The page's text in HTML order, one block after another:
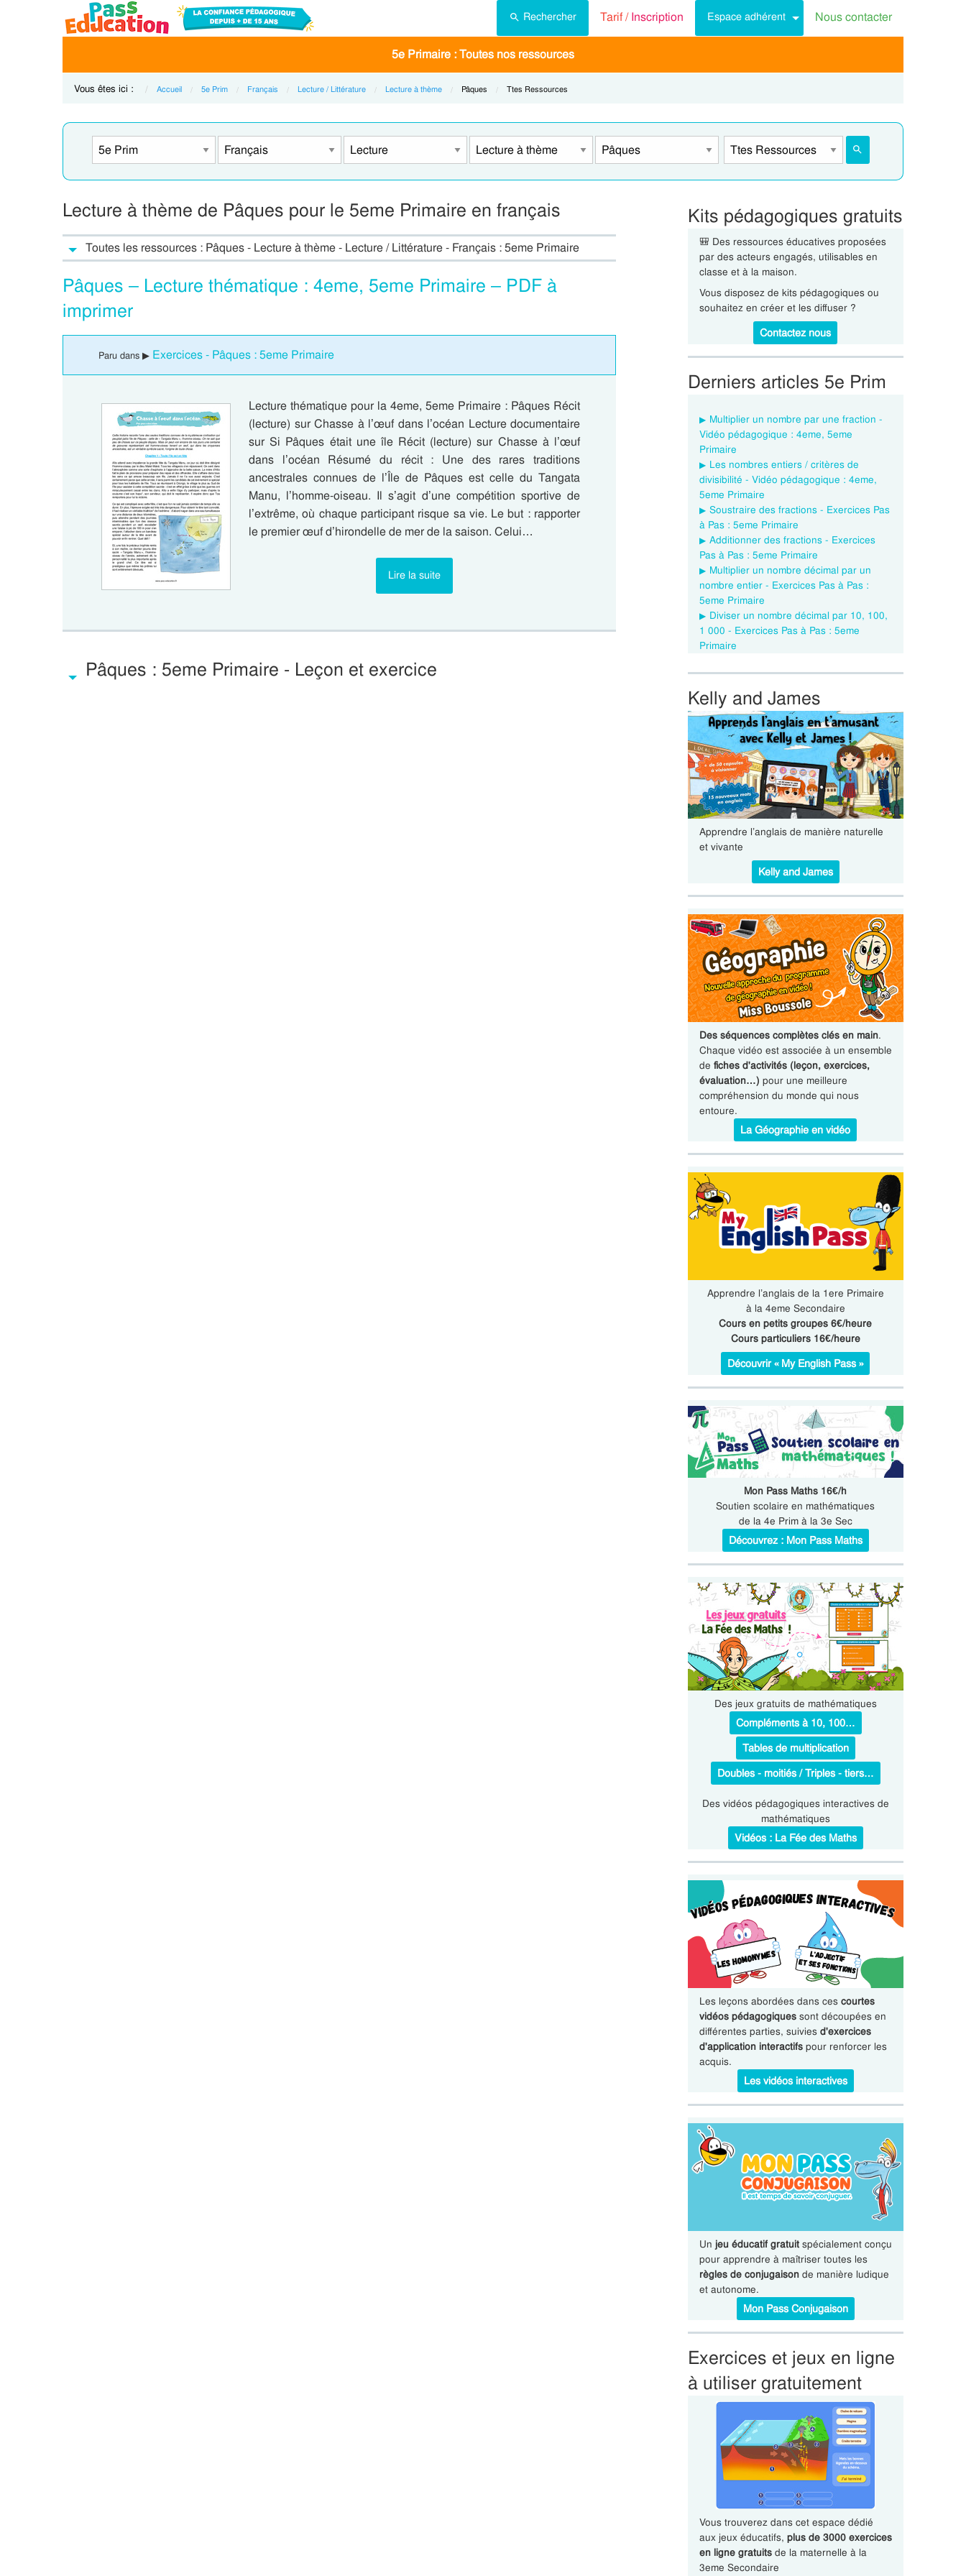
Rechercher Tarif /Inscription Espace adhérent Nous contacter
5e Primaire : Toutes nos ressources
Vous êtes ici : Accueil 5e Prim Français Lecture / Littérature Lecture à thème Current:
Pâques Current:
Ttes Ressources
Lecture à thème de Pâques pour le 5eme Primaire en français
Toutes les ressources : Pâques - Lecture à thème - Lecture / Littérature - Français : 5eme Primaire
Pâques – Lecture thématique : 4eme, 5eme Primaire – PDF à
imprimer
Paru dans ▶ Exercices - Pâques : 5eme Primaire
Lecture thématique pour la 4eme, 5eme Primaire : Pâques Récit
(lecture) sur Chasse à l’œuf dans l’océan Lecture documentaire
sur Si Pâques était une île Récit (lecture) sur Chasse à l’œuf
dans l’océan Résumé du récit : Une des rares traditions
ancestrales connues de l’Île de Pâques est celle du Tangata
Manu, l’homme-oiseau. Il s’agit d’une compétition sportive de
l’extrême, où chaque participant risque sa vie. Le but : rapporter
le premier œuf d’hirondelle de mer de la saison. Celui…
Lire la suite
Pâques : 5eme Primaire - Leçon et exercice
Kits pédagogiques gratuits
🎒 Des ressources éducatives proposées
par des acteurs engagés, utilisables en
classe et à la maison.
Vous disposez de kits pédagogiques ou
souhaitez en créer et les diffuser ?
Contactez nous
Derniers articles 5e Prim
Multiplier un nombre par une fraction -
Vidéo pédagogique : 4eme, 5eme
Primaire
Les nombres entiers / critères de
divisibilité - Vidéo pédagogique : 4eme,
5eme Primaire
Soustraire des fractions - Exercices Pas
à Pas : 5eme Primaire
Additionner des fractions - Exercices
Pas à Pas : 5eme Primaire
Multiplier un nombre décimal par un
nombre entier - Exercices Pas à Pas :
5eme Primaire
Diviser un nombre décimal par 10, 100,
1 000 - Exercices Pas à Pas : 5eme
Primaire
Kelly and James
Apprendre l’anglais de manière naturelle
et vivante
Kelly and James
Des séquences complètes clés en main.
Chaque vidéo est associée à un ensemble
de fiches d'activités (leçon, exercices,
évaluation…) pour une meilleure
compréhension du monde qui nous
entoure.
La Géographie en vidéo
Apprendre l’anglais de la 1ere Primaire
à la 4eme Secondaire
Cours en petits groupes 6€/heure
Cours particuliers 16€/heure
Découvrir « My English Pass »
Mon Pass Maths 16€/h
Soutien scolaire en mathématiques
de la 4e Prim à la 3e Sec
Découvrez : Mon Pass Maths
Des jeux gratuits de mathématiques
Compléments à 10, 100…
Tables de multiplication
Doubles - moitiés / Triples - tiers…
Des vidéos pédagogiques interactives de
mathématiques
Vidéos : La Fée des Maths
Les leçons abordées dans ces courtes
vidéos pédagogiquessont découpées en
différentes parties, suivies d'exercices
d'application interactifspour renforcer les
acquis.
Les vidéos interactives
Un jeu éducatif gratuitspécialement conçu
pour apprendre à maîtriser toutes les
règles de conjugaisonde manière ludique
et autonome.
Mon Pass Conjugaison
Exercices et jeux en ligne
à utiliser gratuitement
Vous trouverez dans cet espace dédié
aux jeux éducatifs, plus de 3000 exercices
en ligne gratuitsde la maternelle à la
3eme Secondaire